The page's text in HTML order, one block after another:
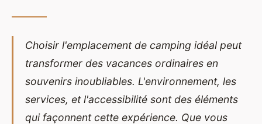
Choisir l'emplacement de camping idéal peut
transformer des vacances ordinaires en
souvenirs inoubliables. L'environnement, les
services, et l'accessibilité sont des éléments
qui façonnent cette expérience. Que vous